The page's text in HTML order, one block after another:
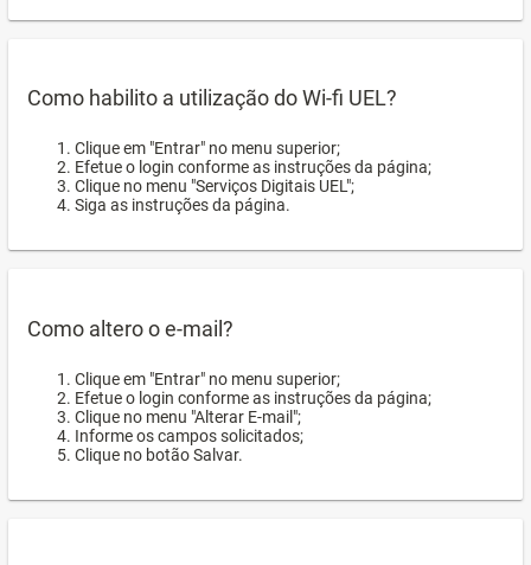
Como habilito a utilização do Wi-fi UEL?
Clique em "Entrar" no menu superior;
Efetue o login conforme as instruções da página;
Clique no menu "Serviços Digitais UEL";
Siga as instruções da página.
Como altero o e-mail?
Clique em "Entrar" no menu superior;
Efetue o login conforme as instruções da página;
Clique no menu "Alterar E-mail";
Informe os campos solicitados;
Clique no botão Salvar.